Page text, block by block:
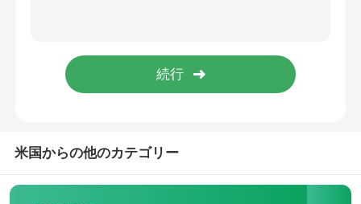
圧電気の陶磁器ディスク
ピエゾ 陶磁器の要素
米国からの他のカテゴリー